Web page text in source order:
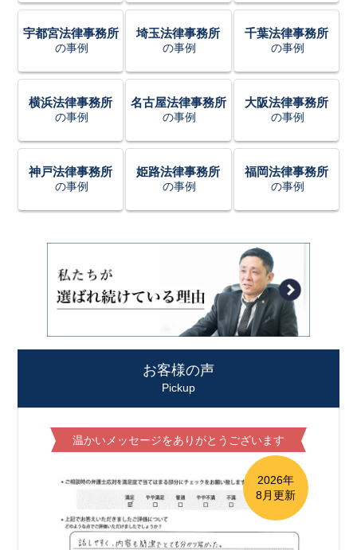
宇都宮法律事務所
の事例
埼玉法律事務所
の事例
千葉法律事務所
の事例
横浜法律事務所
の事例
名古屋法律事務所
の事例
大阪法律事務所
の事例
神戸法律事務所
の事例
姫路法律事務所
の事例
福岡法律事務所
の事例
お客様の声
Pickup
温かいメッセージをありがとうございます
2026年
8月更新